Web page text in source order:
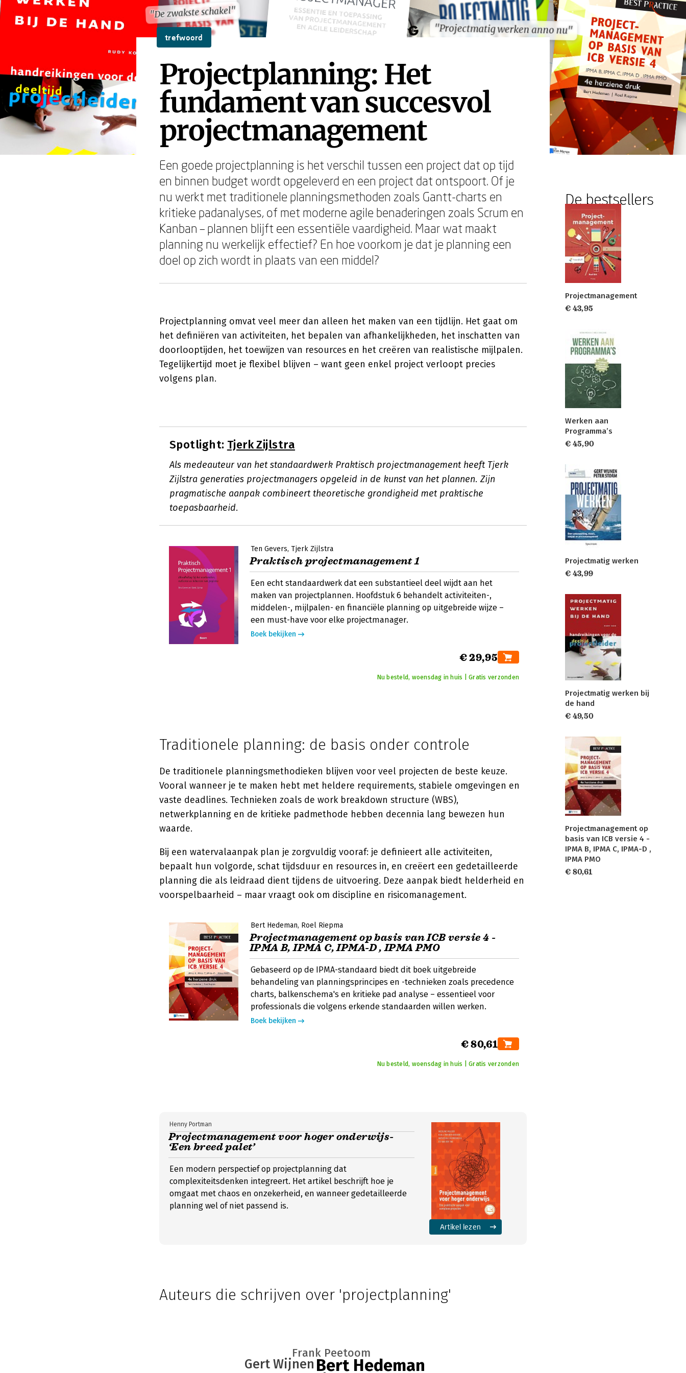
"De zwakste schakel"
"Projectmatig werken anno nu"
"De zwakste schakel"
"Projectmatig werken anno nu"
trefwoord
Projectplanning: Het
fundament van succesvol
projectmanagement
Een goede projectplanning is het verschil tussen een project dat op tijd
en binnen budget wordt opgeleverd en een project dat ontspoort. Of je
nu werkt met traditionele planningsmethoden zoals Gantt-charts en
kritieke padanalyses, of met moderne agile benaderingen zoals Scrum en
Kanban – plannen blijft een essentiële vaardigheid. Maar wat maakt
planning nu werkelijk effectief? En hoe voorkom je dat je planning een
doel op zich wordt in plaats van een middel?
Projectplanning omvat veel meer dan alleen het maken van een tijdlijn. Het gaat om
het definiëren van activiteiten, het bepalen van afhankelijkheden, het inschatten van
doorlooptijden, het toewijzen van resources en het creëren van realistische mijlpalen.
Tegelijkertijd moet je flexibel blijven – want geen enkel project verloopt precies
volgens plan.
Spotlight: Tjerk Zijlstra
Als medeauteur van het standaardwerk Praktisch projectmanagement heeft Tjerk
Zijlstra generaties projectmanagers opgeleid in de kunst van het plannen. Zijn
pragmatische aanpak combineert theoretische grondigheid met praktische
toepasbaarheid.
Ten Gevers Tjerk Zijlstra
Praktisch projectmanagement 1
Een echt standaardwerk dat een substantieel deel wijdt aan het
maken van projectplannen. Hoofdstuk 6 behandelt activiteiten-,
middelen-, mijlpalen- en financiële planning op uitgebreide wijze –
een must-have voor elke projectmanager.
Boek bekijken
€ 29,95
Nu besteld, woensdag in huis | Gratis verzonden
Traditionele planning: de basis onder controle
De traditionele planningsmethodieken blijven voor veel projecten de beste keuze.
Vooral wanneer je te maken hebt met heldere requirements, stabiele omgevingen en
vaste deadlines. Technieken zoals de work breakdown structure (WBS),
netwerkplanning en de kritieke padmethode hebben decennia lang bewezen hun
waarde.
Bij een watervalaanpak plan je zorgvuldig vooraf: je definieert alle activiteiten,
bepaalt hun volgorde, schat tijdsduur en resources in, en creëert een gedetailleerde
planning die als leidraad dient tijdens de uitvoering. Deze aanpak biedt helderheid en
voorspelbaarheid – maar vraagt ook om discipline en risicomanagement.
Bert Hedeman Roel Riepma
Projectmanagement op basis van ICB versie 4 -
IPMA B, IPMA C, IPMA-D , IPMA PMO
Gebaseerd op de IPMA-standaard biedt dit boek uitgebreide
behandeling van planningsprincipes en -technieken zoals precedence
charts, balkenschema's en kritieke pad analyse – essentieel voor
professionals die volgens erkende standaarden willen werken.
Boek bekijken
€ 80,61
Nu besteld, woensdag in huis | Gratis verzonden
Projectmanagement voor hoger onderwijs-
‘Een breed palet’
Henny Portman
Een modern perspectief op projectplanning dat
complexiteitsdenken integreert. Het artikel beschrijft hoe je
omgaat met chaos en onzekerheid, en wanneer gedetailleerde
planning wel of niet passend is.
Artikel lezen
Auteurs die schrijven over 'projectplanning'
Bert Hedeman
Gert Wijnen
Frank Peetoom
De bestsellers
Projectmanagement
€ 43,95
Werken aan
Programma’s
€ 45,90
Projectmatig werken
€ 43,99
Projectmatig werken bij
de hand
€ 49,50
Projectmanagement op
basis van ICB versie 4 -
IPMA B, IPMA C, IPMA-D ,
IPMA PMO
€ 80,61